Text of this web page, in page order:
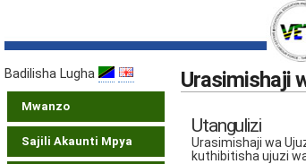
Badilisha Lugha
Mwanzo
Sajili Akaunti Mpya
Urasimishaji
Utangulizi
Urasimishaji wa
kuthibitisha ujuzi